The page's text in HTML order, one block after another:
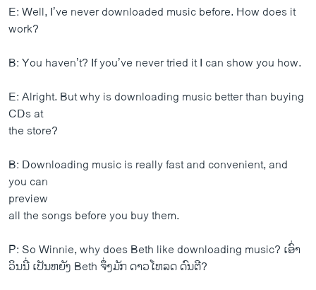
E: Well, I’ve never downloaded music before. How does it
work?
B: You haven’t? If you’ve never tried it I can show you how.
E: Alright. But why is downloading music better than buying
CDs at
the store?
B: Downloading music is really fast and convenient, and
you can
preview
all the songs before you buy them.
P: So Winnie, why does Beth like downloading music? ​ເອົ່າ
ວິນ​ນີ່ ​ເປັນ​ຫຍັງ Beth ຈຶ່ງ​ມັກ ດາວ​ໂຫລ​ດ ດົນຕີ?